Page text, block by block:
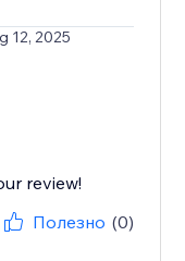
12, 2025
review!
Полезно (0)